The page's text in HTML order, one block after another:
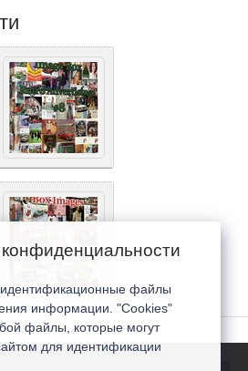
идентификационные файлы
информации. "Cookies"
файлы, которые могут
для идентификации